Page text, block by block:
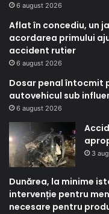
6 august 2026
Aflat în concediu, un
acordarea primului
accident rutier
6 august 2026
Dosar penal întocmit
autovehicul sub
6 august 2026
3
Dunărea, la minime
intervenție pentru
necesare pentru